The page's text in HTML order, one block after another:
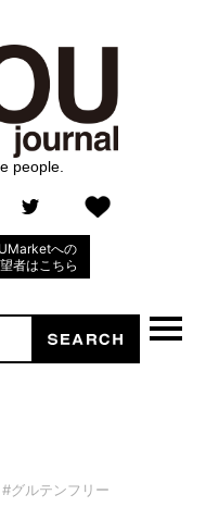
people.
への
者はこちら
#グルテンフリー